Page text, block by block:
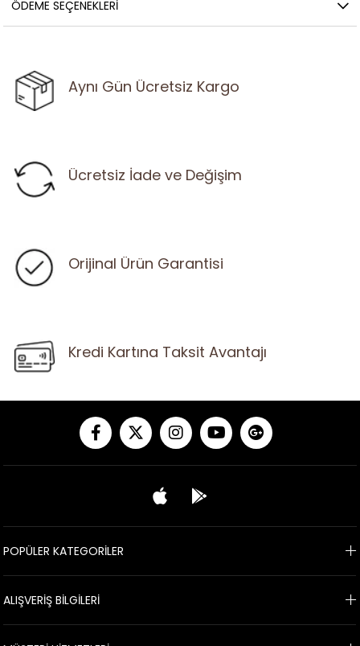
ÖDEME SEÇENEKLERI
Aynı Gün Ücretsiz Kargo
Ücretsiz İade ve Değişim
Orijinal Ürün Garantisi
Kredi Kartına Taksit Avantajı
POPÜLER KATEGORİLER
ALIŞVERİŞ BİLGİLERİ